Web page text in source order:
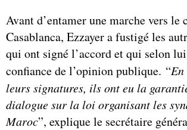
Avant d’entamer une marche vers
Casablanca, Ezzayer a fustigé les
qui ont signé l’accord et qui selon
confiance de l’opinion publique. “En
leurs signatures, ils ont eu la
dialogue sur la loi organisant les
Maroc”, explique le secrétaire